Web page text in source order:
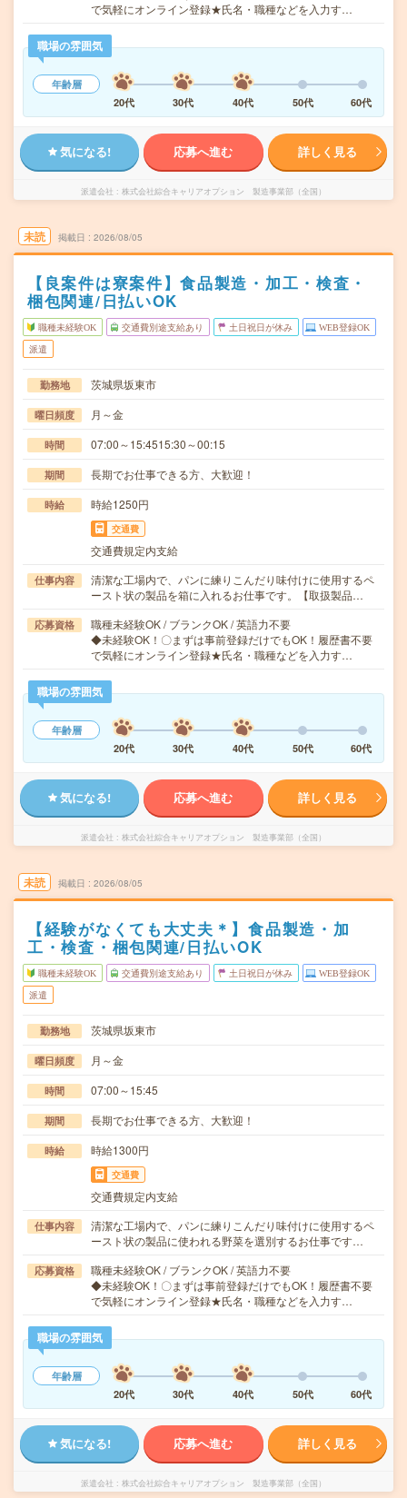
で気軽にオンライン登録★氏名・職種などを入力す…
職場の雰囲気
年齢層
20代
30代 40代 50代 60代
気になる! 応募へ進む 詳しく見る
派遣会社 株式会社綜合キャリアオプション 製造事業部（全国）
未読 掲載日 2026/08/05
【良案件は寮案件】食品製造・加工・検査・
梱包関連/日払いOK
職種未経験OK 交通費別途支給あり 土日祝日が休み WEB登録OK
派遣
勤務地 茨城県坂東市
曜日頻度 月～金
時間 07:00～15:4515:30～00:15
期間 長期でお仕事できる方、大歓迎！
時給 時給1250円
交通費
交通費規定内支給
仕事内容
清潔な工場内で、パンに練りこんだり味付けに使用するペ
ースト状の製品を箱に入れるお仕事です。【取扱製品…
応募資格
職種未経験OK / ブランクOK / 英語力不要
◆未経験OK！〇まずは事前登録だけでもOK！履歴書不要
で気軽にオンライン登録★氏名・職種などを入力す…
職場の雰囲気
年齢層
20代
30代 40代 50代 60代
気になる! 応募へ進む 詳しく見る
派遣会社 株式会社綜合キャリアオプション 製造事業部（全国）
未読 掲載日 2026/08/05
【経験がなくても大丈夫＊】食品製造・加
工・検査・梱包関連/日払いOK
職種未経験OK 交通費別途支給あり 土日祝日が休み WEB登録OK
派遣
勤務地 茨城県坂東市
曜日頻度 月～金
時間 07:00～15:45
期間 長期でお仕事できる方、大歓迎！
時給 時給1300円
交通費
交通費規定内支給
仕事内容
清潔な工場内で、パンに練りこんだり味付けに使用するペ
ースト状の製品に使われる野菜を選別するお仕事です…
応募資格
職種未経験OK / ブランクOK / 英語力不要
◆未経験OK！〇まずは事前登録だけでもOK！履歴書不要
で気軽にオンライン登録★氏名・職種などを入力す…
職場の雰囲気
年齢層
20代
30代 40代 50代 60代
気になる! 応募へ進む 詳しく見る
派遣会社 株式会社綜合キャリアオプション 製造事業部（全国）